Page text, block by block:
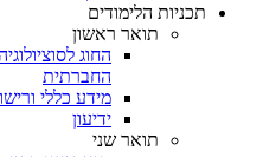
תכניות הלימודים
תואר ראשון
החוג
החברתית
מידע כללי
ידיעון
תואר שני